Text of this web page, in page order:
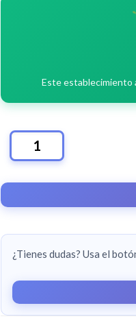
Este establecimiento
OFERTA
FOTOS
9X13
¿Tienes dudas? Usa el